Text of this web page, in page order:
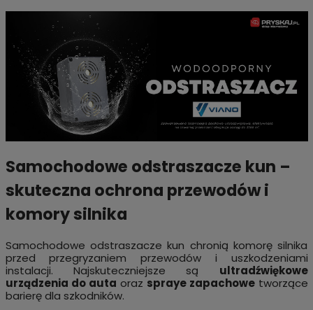
Samochodowe odstraszacze kun –
skuteczna ochrona przewodów i
komory silnika
Samochodowe odstraszacze kun chronią komorę silnika
przed przegryzaniem przewodów i uszkodzeniami
instalacji. Najskuteczniejsze są ultradźwiękowe
urządzenia do auta oraz spraye zapachowetworzące
barierę dla szkodników.